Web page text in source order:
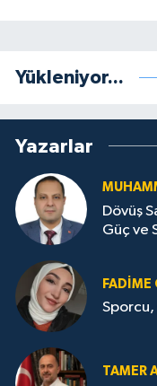
Yükleniyor...
Yazarlar
Dövüş
Güç ve
FADIME
TAMER